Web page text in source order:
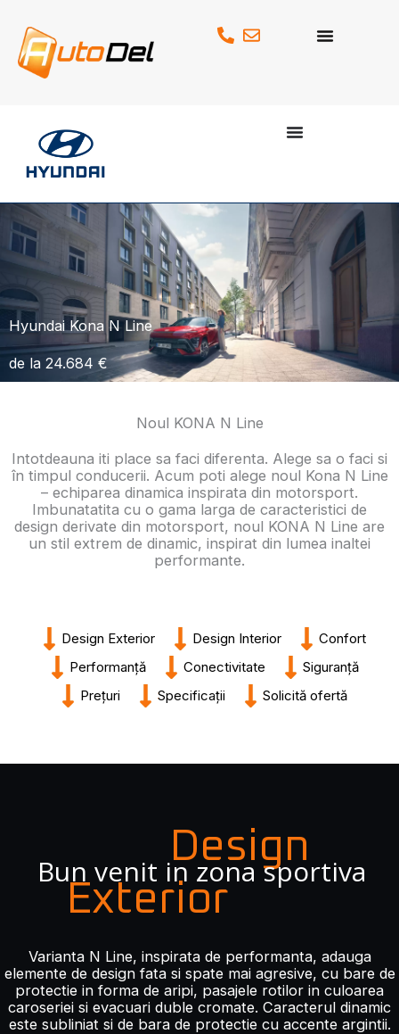
content
Hyundai Kona N Line
de la 24.684 €
Noul KONA N Line
Intotdeauna iti place sa faci diferenta. Alege sa o faci si
în timpul conducerii. Acum poti alege noul Kona N Line
– echiparea dinamica inspirata din motorsport.
Imbunatatita cu o gama larga de caracteristici de
design derivate din motorsport, noul KONA N Line are
un stil extrem de dinamic, inspirat din lumea inaltei
performante.
Design Exterior Design Interior
Confort
Performanță
Conectivitate
Siguranță
Prețuri
Specificații Solicită ofertă
Design
Bun venit in zona sportiva
Exterior
Varianta N Line, inspirata de performanta, adauga
elemente de design fata si spate mai agresive, cu bare de
protectie in forma de aripi, pasajele rotilor in culoarea
caroseriei si evacuari duble cromate. Caracterul dinamic
este subliniat si de bara de protectie cu accente argintii.